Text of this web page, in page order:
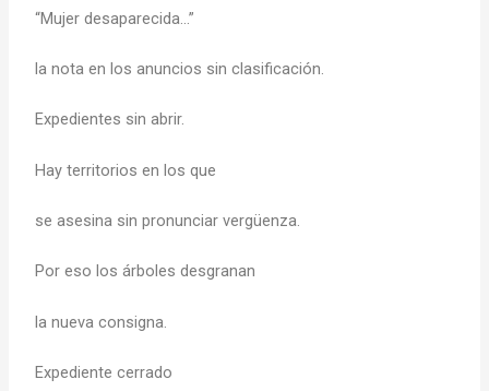
“Mujer desaparecida…”
la nota en los anuncios sin clasificación.
Expedientes sin abrir.
Hay territorios en los que
se asesina sin pronunciar vergüenza.
Por eso los árboles desgranan
la nueva consigna.
Expediente cerrado